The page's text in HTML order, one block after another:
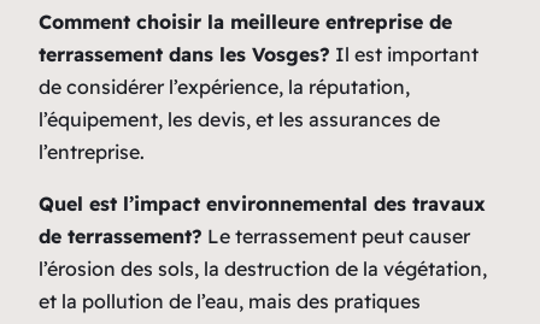
Comment choisir la meilleure entreprise de
terrassement dans les Vosges? Il est important
de considérer l’expérience, la réputation,
l’équipement, les devis, et les assurances de
l’entreprise.
Quel est l’impact environnemental des travaux
de terrassement? Le terrassement peut causer
l’érosion des sols, la destruction de la végétation,
et la pollution de l’eau, mais des pratiques